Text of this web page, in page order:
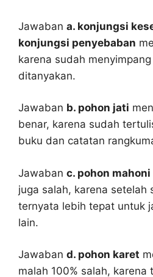
Jawaban a. konjungsi
konjungsi penyebaban
karena sudah
ditanyakan.
Jawaban b. pohon jati
benar, karena sudah
buku dan catatan
Jawaban c. pohon mahoni
juga salah, karena setelah
ternyata lebih tepat untuk
lain.
Jawaban d. pohon karet
malah 100% salah, karena